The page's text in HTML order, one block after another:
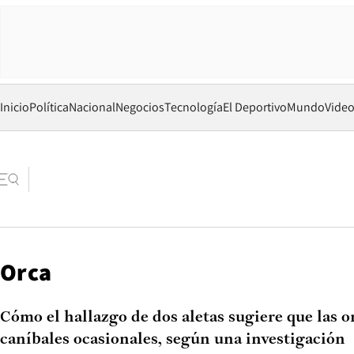
InicioPolíticaNacionalNegociosTecnologíaEl DeportivoMundo
Orca
Cómo el hallazgo de dos aletas sugiere que las
caníbales ocasionales, según una investigación